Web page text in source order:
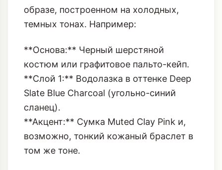
образе, построенном на холодных,
темных тонах. Например:
**Основа:** Черный шерстяной
костюм или графитовое пальто-кейп.
**Слой 1:** Водолазка в оттенке Deep
Slate Blue Charcoal (угольно-синий
сланец).
**Акцент:** Сумка Muted Clay Pink и,
возможно, тонкий кожаный браслет в
том же тоне.